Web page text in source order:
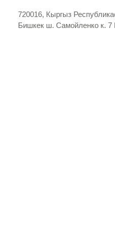
720016, Кыргыз
Бишкек ш. Самойленко к. 7